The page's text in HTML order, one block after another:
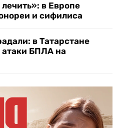
в Европе
и сифилиса
в Татарстане
атаки БПЛА на